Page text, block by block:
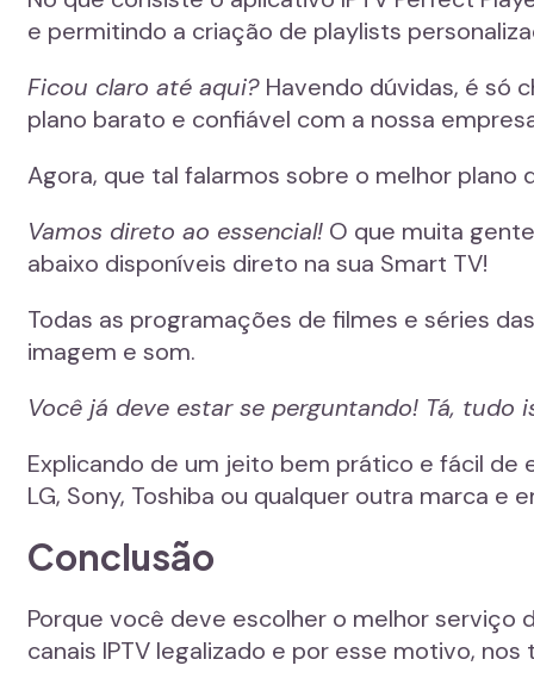
e permitindo a criação de playlists
Ficou claro até aqui? Havendo dúvidas, é só
plano barato e confiável com a nossa
Agora, que tal falarmos sobre o melhor plano
Vamos direto ao essencial! O que muita
abaixo disponíveis direto na sua Smart TV!
Todas as programações de filmes e séries
imagem e som.
Você já deve estar se perguntando! Tá,
Explicando de um jeito bem prático e fácil de
LG, Sony, Toshiba ou qualquer outra marca e
Conclusão
Porque você deve escolher o melhor serviço
canais IPTV legalizado e por esse motivo,